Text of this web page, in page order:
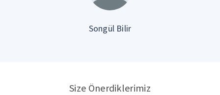
Songül Bilir
Size Önerdiklerimiz